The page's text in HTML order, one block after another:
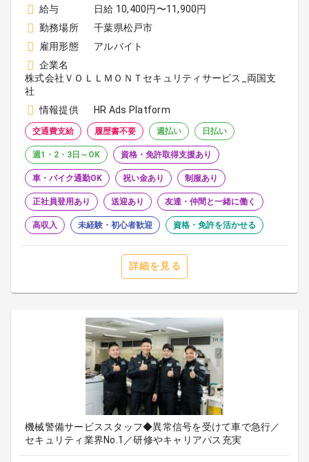
給与
日給 10,400円〜11,900円
勤務場所
千葉県松戸市
雇用形態
アルバイト
企業名
株式会社ＶＯＬＬＭＯＮＴセキュリティサービス_両国支
社
情報提供
HR Ads Platform
交通費支給 履歴書不要 週払い 日払い
週1・2・3日～OK 資格・免許取得支援あり
車・バイク通勤OK 祝い金あり 制服あり
正社員登用あり 送迎あり 友達・仲間と一緒に働く
高収入 未経験・初心者歓迎 資格・免許を活かせる
詳細を見る
機械警備サービススタッフ◆異常信号を受けて車で急行／
セキュリティ業界No.1／研修やキャリアパス充実